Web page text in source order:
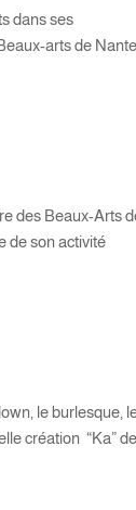
dans ses
arts de
des Beaux-Arts
de son activité
le burlesque,
création “Ka” de